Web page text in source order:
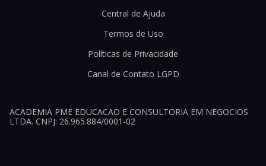
Central de Ajuda
Termos de Uso
Políticas de Privacidade
Canal de Contato LGPD
ACADEMIA PME EDUCACAO E CONSULTORIA EM NEGOCIOS
LTDA. CNPJ: 26.965.884/0001-02